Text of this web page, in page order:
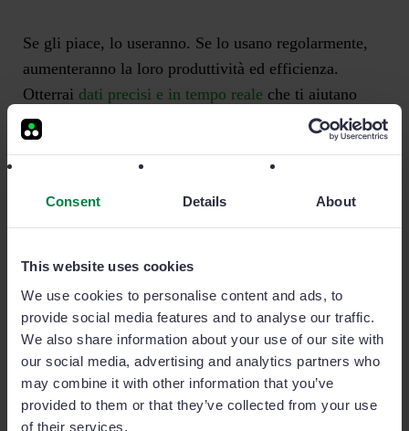
Consent Details About
This website uses cookies
We use cookies to personalise content and ads, to
provide social media features and to analyse our traffic.
We also share information about your use of our site with
our social media, advertising and analytics partners who
may combine it with other information that you’ve
provided to them or that they’ve collected from your use
of their services.
Se gli piace, lo useranno. Se lo usano regolarmente,
aumenteranno la loro produttività ed efficienza.
Otterrai dati precisi e in tempo reale che ti aiutano
nella visibilità e nel processo decisionale.
Se hai questa possibilità di test, ridurrai la pressione
dovuta all’acquisto di un sistema “sconosciuto”,
invece investire denaro in qualcosa che se non
Tuttavia, tieni presente che non dipende solo
dall’opinione dei commerciali. Dovresti anche
verificare se soddisfa le esigenze e le caratteristiche
del processo di vendita del tuo prodotto / servizio.